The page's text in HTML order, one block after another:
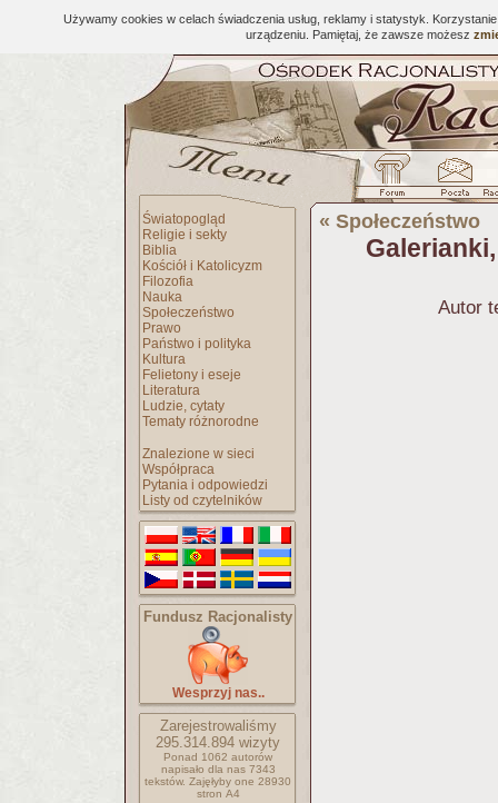
Używamy cookies w celach świadczenia usług, reklamy i statystyk.
urządzeniu. Pamiętaj, że zawsze możesz
Światopogląd
Religie i sekty
Biblia
Kościół i Katolicyzm
Filozofia
Nauka
Społeczeństwo
Prawo
Państwo i polityka
Kultura
Felietony i eseje
Literatura
Ludzie, cytaty
Tematy różnorodne
Znalezione w sieci
Współpraca
Pytania i odpowiedzi
Listy od czytelników
Fundusz Racjonalisty
Wesprzyj nas..
Zarejestrowaliśmy
295.314.894 wizyty
Ponad 1062 autorów
napisało dla nas 7343
tekstów. Zajęłyby one 28930
stron A4
« Społeczeństwo
Autor